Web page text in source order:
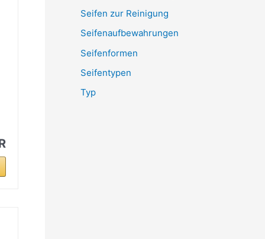
Seifen zur Reinigung
Seifenaufbewahrungen
Seifenformen
Seifentypen
Typ